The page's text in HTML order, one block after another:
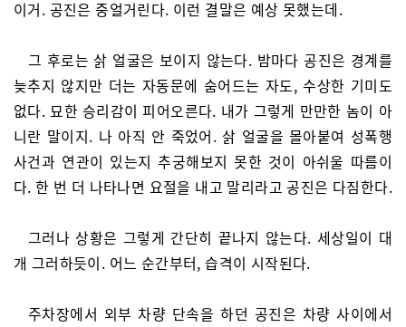
이거. 공진은 중얼거린다. 이런 결말은 예상 못했는데.
그 후로는 삵 얼굴은 보이지 않는다. 밤마다 공진은 경계를
늦추지 않지만 더는 자동문에 숨어드는 자도, 수상한 기미도
없다. 묘한 승리감이 피어오른다. 내가 그렇게 만만한 놈이 아
니란 말이지. 나 아직 안 죽었어. 삵 얼굴을 몰아붙여 성폭행
사건과 연관이 있는지 추궁해보지 못한 것이 아쉬울 따름이
다. 한 번 더 나타나면 요절을 내고 말리라고 공진은 다짐한다.
그러나 상황은 그렇게 간단히 끝나지 않는다. 세상일이 대
개 그러하듯이. 어느 순간부터, 습격이 시작된다.
주차장에서 외부 차량 단속을 하던 공진은 차량 사이에서